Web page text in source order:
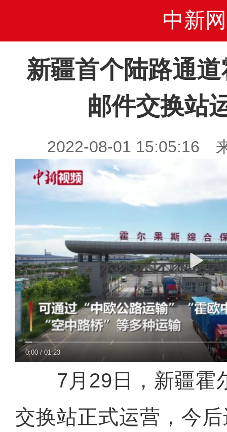
中新网
新疆首个陆路通
邮件交换站
2022-08-01 15:05:16
0:00 /01:23
7月29日，新疆霍
交换站正式运营，今